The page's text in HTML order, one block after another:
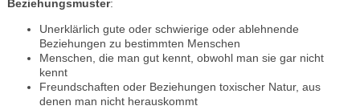
Beziehungsmuster:
Unerklärlich gute oder schwierige oder ablehnende
Beziehungen zu bestimmten Menschen
Menschen, die man gut kennt, obwohl man sie gar nicht
kennt
Freundschaften oder Beziehungen toxischer Natur, aus
denen man nicht herauskommt